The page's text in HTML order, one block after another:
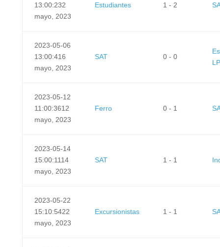
13:00:232
mayo, 2023
Estudiantes 1 - 2
2023-05-06
13:00:416
mayo, 2023
SAT 0 - 0
LP
2023-05-12
11:00:3612
mayo, 2023
Ferro 0 - 1
2023-05-14
15:00:1114
mayo, 2023
SAT 1 - 1
2023-05-22
15:10:5422
mayo, 2023
Excursionistas 1 - 1